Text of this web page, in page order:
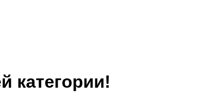
категории!